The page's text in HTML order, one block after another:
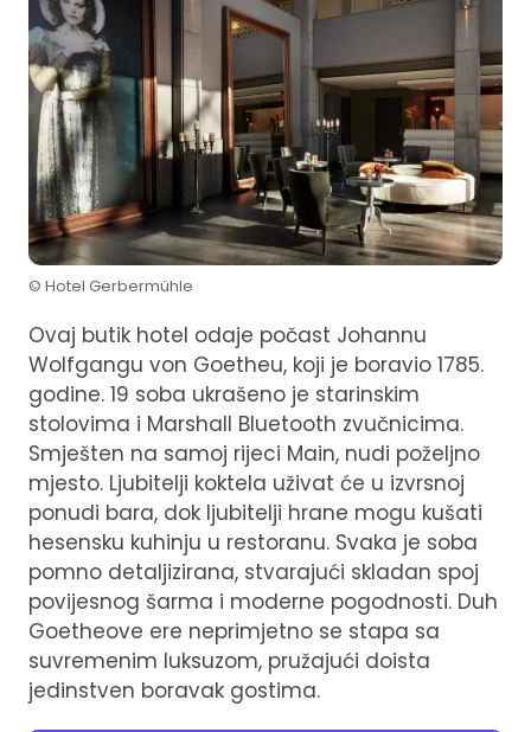
© Hotel Gerbermühle
Ovaj butik hotel odaje počast Johannu
Wolfgangu von Goetheu, koji je boravio 1785.
godine. 19 soba ukrašeno je starinskim
stolovima i Marshall Bluetooth zvučnicima.
Smješten na samoj rijeci Main, nudi poželjno
mjesto. Ljubitelji koktela uživat će u izvrsnoj
ponudi bara, dok ljubitelji hrane mogu kušati
hesensku kuhinju u restoranu. Svaka je soba
pomno detaljizirana, stvarajući skladan spoj
povijesnog šarma i moderne pogodnosti. Duh
Goetheove ere neprimjetno se stapa sa
suvremenim luksuzom, pružajući doista
jedinstven boravak gostima.